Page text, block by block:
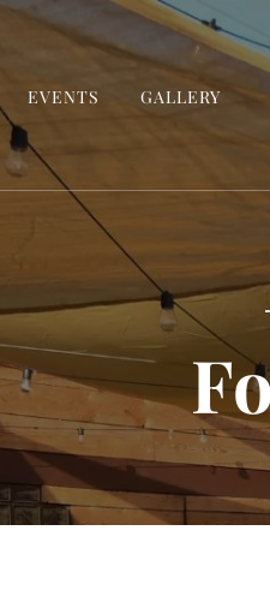
EVENTS GALLERY